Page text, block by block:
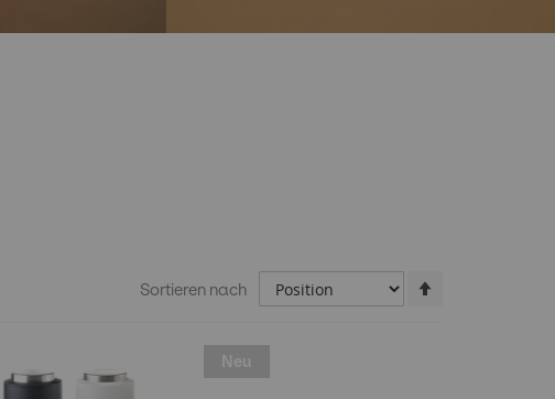
Sortieren nach
Neu